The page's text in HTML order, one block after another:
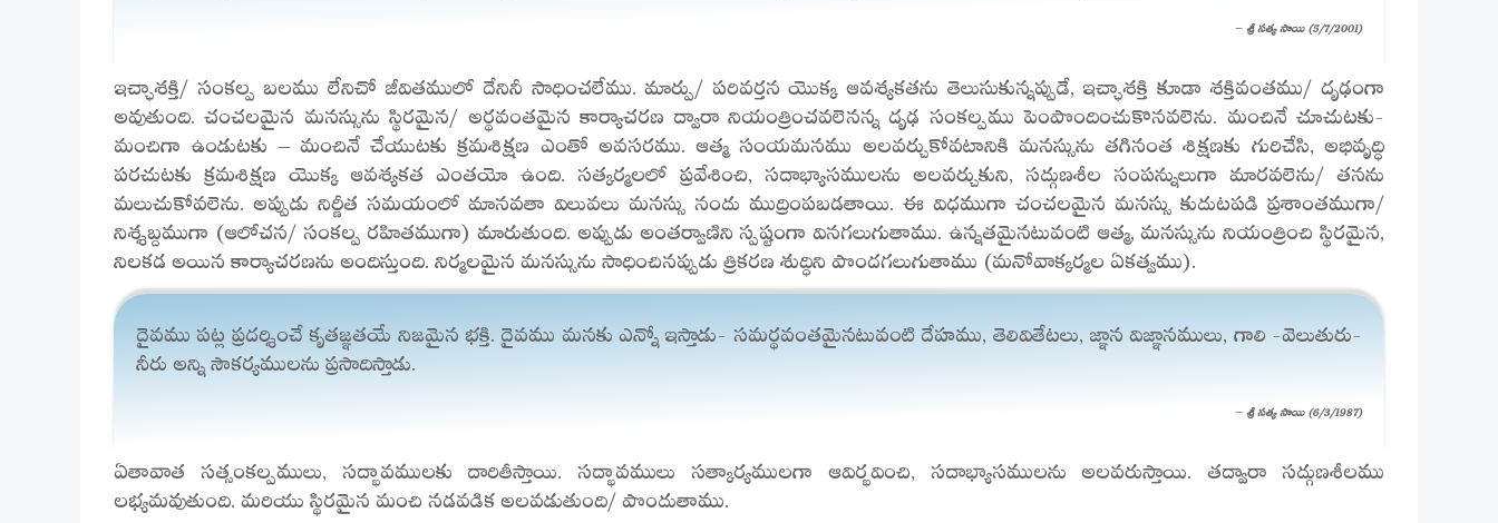
– శ్రీ సత్య సాయి (5/7/2001)
ఇచ్ఛాశక్తి/ సంకల్ప బలము లేనిచో జీవితములో దేనినీ సాధించలేము. మార్పు/ పరివర్తన యొక్క ఆవశ్యకతను తెలుసుకున్నప్పుడే, ఇచ్ఛాశక్తి కూడా శక్తివంతము/ దృఢంగా
అవుతుంది. చంచలమైన మనస్సును స్థిరమైన/ అర్థవంతమైన కార్యాచరణ ద్వారా నియంత్రించవలెనన్న దృఢ సంకల్పము పెంపొందించుకొనవలెను. మంచినే చూచుటకు-
మంచిగా ఉండుటకు – మంచినే చేయుటకు క్రమశిక్షణ ఎంతో అవసరము. ఆత్మ సంయమనము అలవర్చుకోవటానికి మనస్సును తగినంత శిక్షణకు గురిచేసి, అభివృద్ధి
పరచుటకు క్రమశిక్షణ యొక్క ఆవశ్యకత ఎంతయో ఉంది. సత్కర్మలలో ప్రవేశించి, సదాభ్యాసములను అలవర్చుకుని, సద్గుణశీల సంపన్నులుగా మారవలెను/ తనను
మలుచుకోవలెను. అప్పుడు నిర్ణీత సమయంలో మానవతా విలువలు మనస్సు నందు ముద్రింపబడతాయి. ఈ విధముగా చంచలమైన మనస్సు కుదుటపడి ప్రశాంతముగా/
నిశ్శబ్దముగా (ఆలోచన/ సంకల్ప రహితముగా) మారుతుంది. అప్పుడు అంతర్వాణిని స్పష్టంగా వినగలుగుతాము. ఉన్నతమైనటువంటి ఆత్మ, మనస్సును నియంత్రించి స్థిరమైన,
నిలకడ అయిన కార్యాచరణను అందిస్తుంది. నిర్మలమైన మనస్సును సాధించినప్పుడు త్రికరణ శుద్ధిని పొందగలుగుతాము (మనోవాక్కర్మల ఏకత్వము).
దైవము పట్ల ప్రదర్శించే కృతజ్ఞతయే నిజమైన భక్తి. దైవము మనకు ఎన్నో ఇస్తాడు- సమర్థవంతమైనటువంటి దేహము, తెలివితేటలు, జ్ఞాన విజ్ఞానములు, గాలి -వెలుతురు-
నీరు అన్ని సౌకర్యములను ప్రసాదిస్తాడు.
– శ్రీ సత్య సాయి (6/3/1987)
ఏతావాత సత్సంకల్పములు, సద్భావములకు దారితీస్తాయి. సద్భావములు సత్కార్యములగా ఆవిర్భవించి, సదాభ్యాసములను అలవరుస్తాయి. తద్వారా సద్గుణశీలము
లభ్యమవుతుంది. మరియు స్థిరమైన మంచి నడవడిక అలవడుతుంది/ పొందుతాము.